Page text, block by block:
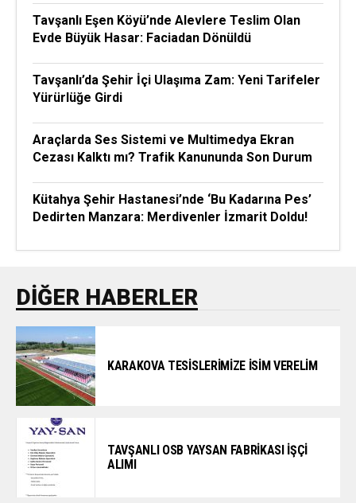
Tavşanlı Eşen Köyü’nde Alevlere Teslim Olan
Evde Büyük Hasar: Faciadan Dönüldü
Tavşanlı’da Şehir İçi Ulaşıma Zam: Yeni Tarifeler
Yürürlüğe Girdi
Araçlarda Ses Sistemi ve Multimedya Ekran
Cezası Kalktı mı? Trafik Kanununda Son Durum
Kütahya Şehir Hastanesi’nde ‘Bu Kadarına Pes’
Dedirten Manzara: Merdivenler İzmarit Doldu!
DIĞER HABERLER
KARAKOVA TESİSLERİMİZE İSİM VERELİM
TAVŞANLI OSB YAYSAN FABRİKASI İŞÇİ
ALIMI